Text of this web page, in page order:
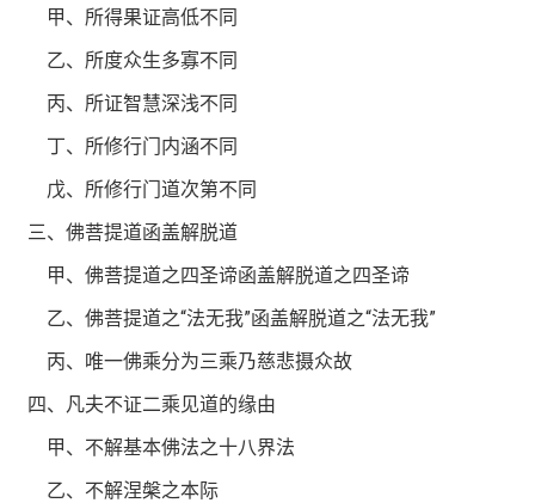
甲、所得果证高低不同
乙、所度众生多寡不同
丙、所证智慧深浅不同
丁、所修行门内涵不同
戊、所修行门道次第不同
三、佛菩提道函盖解脱道
甲、佛菩提道之四圣谛函盖解脱道之四圣谛
乙、佛菩提道之“法无我”函盖解脱道之“法无我”
丙、唯一佛乘分为三乘乃慈悲摄众故
四、凡夫不证二乘见道的缘由
甲、不解基本佛法之十八界法
乙、不解涅槃之本际